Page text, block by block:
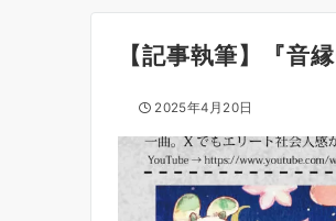
【記事執筆】『音
2025年4月20日